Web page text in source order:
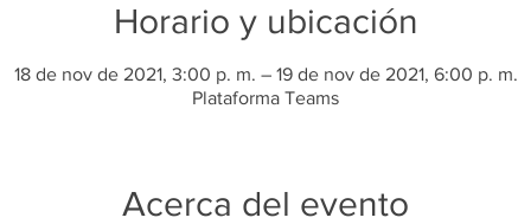
Horario y ubicación
18 de nov de 2021, 3:00 p. m. – 19 de nov de 2021, 6:00 p. m.
Plataforma Teams
Acerca del evento